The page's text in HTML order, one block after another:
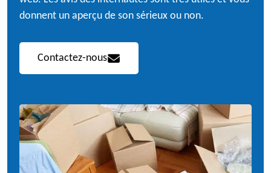
donnent un aperçu de son sérieux ou non.
Contactez-nous